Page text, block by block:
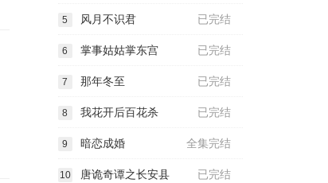
已完结
5 风月不识君
已完结
6 掌事姑姑掌东宫
已完结
7 那年冬至
已完结
8 我花开后百花杀
全集完结
9 暗恋成婚
已完结
10 唐诡奇谭之长安县